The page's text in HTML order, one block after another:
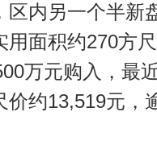
区内另一个半新
用面积约270方
万元购入，最
价约13,519元，